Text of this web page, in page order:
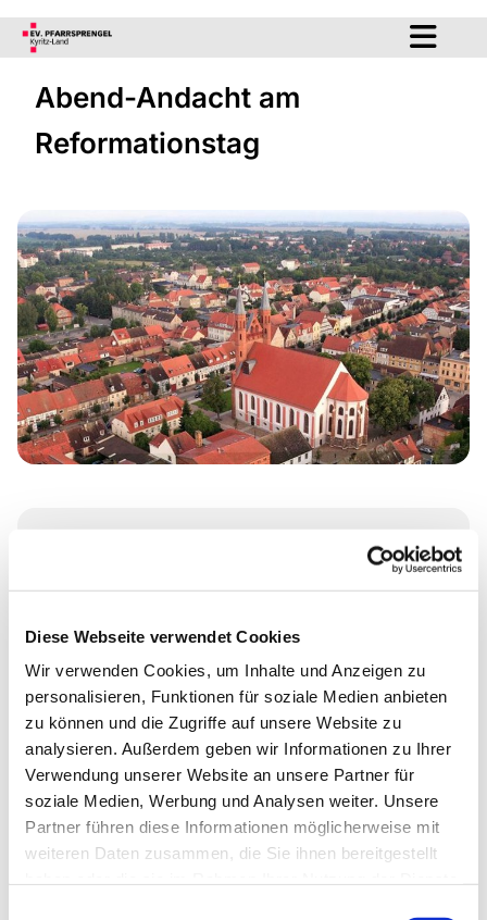
Diese Webseite verwendet Cookies
Wir verwenden Cookies, um Inhalte und Anzeigen zu
personalisieren, Funktionen für soziale Medien anbieten
zu können und die Zugriffe auf unsere Website zu
analysieren. Außerdem geben wir Informationen zu Ihrer
Verwendung unserer Website an unsere Partner für
soziale Medien, Werbung und Analysen weiter. Unsere
Partner führen diese Informationen möglicherweise mit
weiteren Daten zusammen, die Sie ihnen bereitgestellt
Abend-Andacht am
Reformationstag
Freitag, 31. Oktober 2025, 18:00 Uhr
St. Marienkirche Kyritz, Johann-
Sebastian-Bach-Str. 51, 16866 Kyritz
Pfarrer i.R. Klaus Dörries / KMD
Michael Schulze